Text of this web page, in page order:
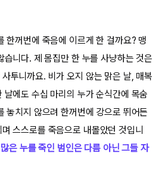
한꺼번에 죽음에 이르게 한 걸까요? 맹
습니다. 제 몸집만 한 누를 사냥하는 것은
투니까요. 비가 오지 않는 맑은 날, 매복
날에도 수십 마리의 누가 순식간에 목숨
놓치지 않으려 한꺼번에 강으로 뛰어든
스스로를 죽음으로 내몰았던 것입니
은 누를 죽인 범인은 다름 아닌 그들 자